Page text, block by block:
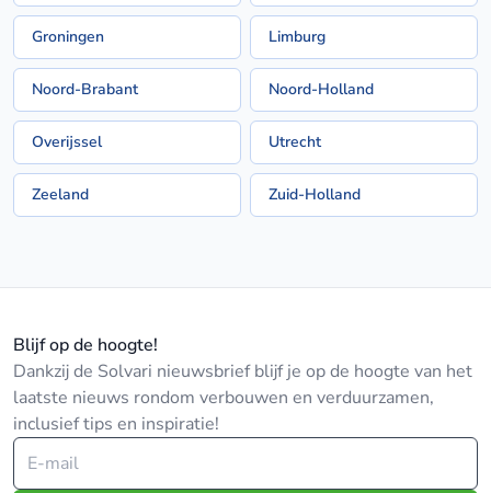
Groningen Limburg
Noord-Brabant Noord-Holland
Overijssel Utrecht
Zeeland Zuid-Holland
Blijf op de hoogte!
Dankzij de Solvari nieuwsbrief blijf je op de hoogte van het
laatste nieuws rondom verbouwen en verduurzamen,
inclusief tips en inspiratie!